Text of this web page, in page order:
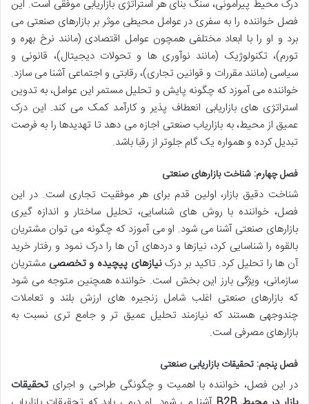
درک محیط پیرامونی، سنگ بنای هر استراتژی بازاریابی موفقی است. این
فصل خواننده را به سفری در عوامل محیطی موثر بر بازارهای صنعتی می
برد و او را با ابعاد مختلفی همچون عوامل اقتصادی (مانند نرخ بهره و
تورم)، تکنولوژیک (مانند نوآوری ها و تحولات دیجیتال)، قانونی و
سیاسی (مانند مقررات و قوانین تجاری)، رقابتی و اجتماعی آشنا می سازد.
خواننده می آموزد که چگونه پایش و تحلیل مستمر این عوامل، به تدوین
استراتژی های بازاریابی انعطاف پذیر و کارآمد کمک می کند. این درک
عمیق از محیط، به بازاریاب صنعتی اجازه می دهد تا تهدیدها را به فرصت
تبدیل کرده و همواره یک گام جلوتر از رقبا باشد.
فصل چهارم: شناخت بازارهای صنعتی
شناخت دقیق بازار، اولین قدم برای هر موفقیت تجاری است. در این
فصل، خواننده با روش های شناسایی، تحلیل ساختار و اندازه گیری
بازارهای صنعتی آشنا می شود. او می آموزد که چگونه می توان مشتریان
بالقوه را شناسایی کرد، نیازها و دردهای آن ها را درک نمود و رفتار خرید
آن ها را تحلیل کرد. تاکید بر درکنیازهای پیچیده و تخصصی مشتریان
سازمانی، ویژگی بارز این بخش است. خواننده همچنین متوجه می شود
که بازارهای صنعتی اغلب شامل زنجیره های ارزش بلند و تعاملات
چندوجهی هستند که نیازمند تحلیل عمیق تر و جامع تری نسبت به
بازارهای مصرفی است.
فصل پنجم: تحقیقات بازاریابی صنعتی
در این فصل، خواننده با اهمیت و چگونگی طراحی و اجرای تحقیقات